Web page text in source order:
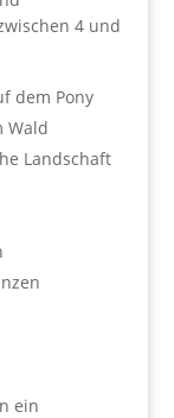
4 und
dem Pony
Landschaft
ein